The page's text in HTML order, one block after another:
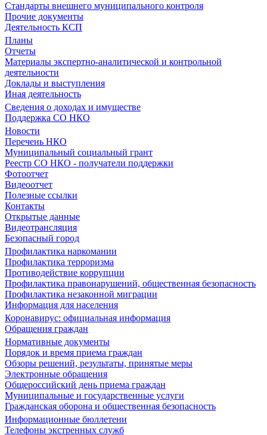
Стандарты внешнего муниципального контроля
Прочие документы
Деятельность КСП
Планы
Отчеты
Материалы экспертно-аналитической и контрольной
деятельности
Доклады и выступления
Иная деятельность
Сведения о доходах и имуществе
Поддержка СО НКО
Новости
Перечень НКО
Муниципальный социальный грант
Реестр СО НКО - получатели поддержки
Фотоотчет
Видеоотчет
Полезные ссылки
Контакты
Открытые данные
Видеотрансляция
Безопасный город
Профилактика наркомании
Профилактика терроризма
Противодействие коррупции
Профилактика правонарушений, общественная безопасность
Профилактика незаконной миграции
Информация для населения
Коронавирус: официальная информация
Обращения граждан
Нормативные документы
Порядок и время приема граждан
Обзоры решений, результаты, принятые меры
Электронные обращения
Общероссийский день приема граждан
Муниципальные и государственные услуги
Гражданская оборона и общественная безопасность
Информационные бюллетени
Телефоны экстренных служб